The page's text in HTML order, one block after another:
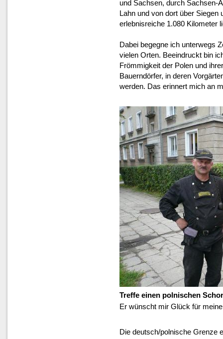
und Sachsen, durch Sachsen-
Lahn und von dort über
erlebnisreiche 1.080 Kilometer
Dabei begegne ich unterwegs
vielen Orten. Beeindruckt bin
Frömmigkeit der Polen und
Bauerndörfer, in deren
werden. Das erinnert mich an
Treffe einen polnischen
Er wünscht mir Glück für
Die deutsch/polnische Grenze